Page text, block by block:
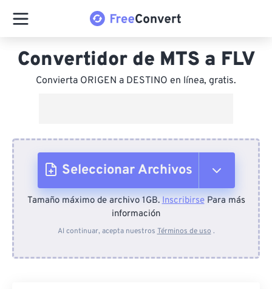
Convertidor de MTS a FLV
Convierta ORIGEN a DESTINO en línea, gratis.
Seleccionar Archivos
Desde el dispositivo
Tamaño máximo de archivo 1GB.InscribirsePara más
información
Al continuar, acepta nuestros Términos de uso .